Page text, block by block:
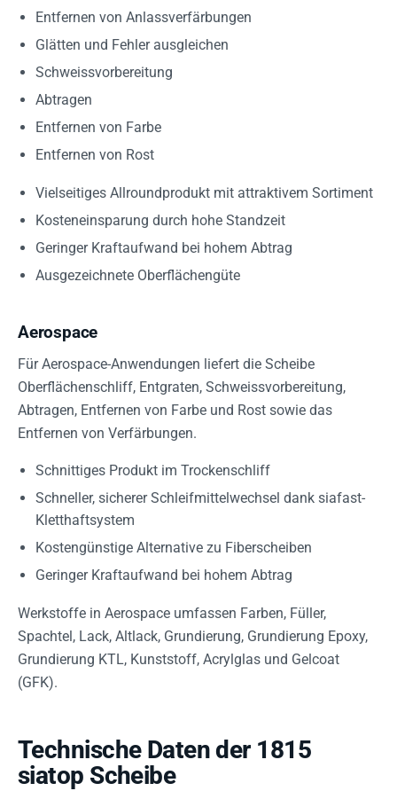
Entfernen von Anlassverfärbungen
Glätten und Fehler ausgleichen
Schweissvorbereitung
Abtragen
Entfernen von Farbe
Entfernen von Rost
Vielseitiges Allroundprodukt mit attraktivem Sortiment
Kosteneinsparung durch hohe Standzeit
Geringer Kraftaufwand bei hohem Abtrag
Ausgezeichnete Oberflächengüte
Aerospace
Für Aerospace-Anwendungen liefert die Scheibe
Oberflächenschliff, Entgraten, Schweissvorbereitung,
Abtragen, Entfernen von Farbe und Rost sowie das
Entfernen von Verfärbungen.
Schnittiges Produkt im Trockenschliff
Schneller, sicherer Schleifmittelwechsel dank siafast-
Kletthaftsystem
Kostengünstige Alternative zu Fiberscheiben
Geringer Kraftaufwand bei hohem Abtrag
Werkstoffe in Aerospace umfassen Farben, Füller,
Spachtel, Lack, Altlack, Grundierung, Grundierung Epoxy,
Grundierung KTL, Kunststoff, Acrylglas und Gelcoat
(GFK).
Technische Daten der 1815
siatop Scheibe